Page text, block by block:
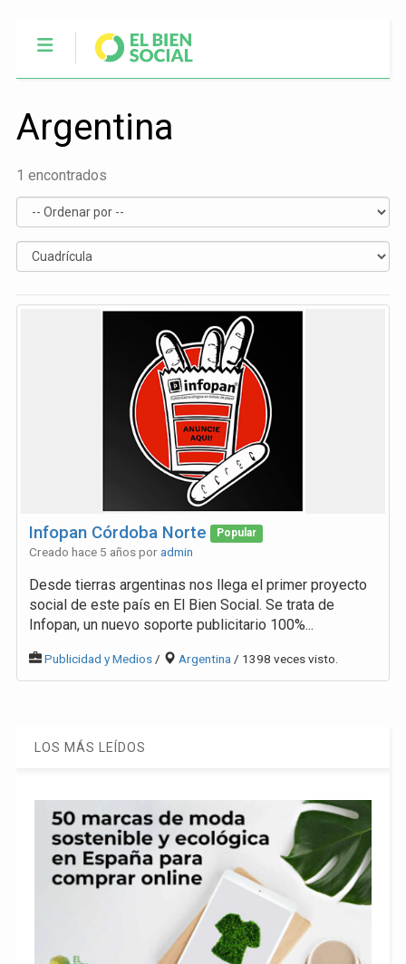
Argentina
1 encontrados
Infopan Córdoba Norte Popular
Creado hace 5 años poradmin
Desde tierras argentinas nos llega el primer proyecto
social de este país en El Bien Social. Se trata de
Infopan, un nuevo soporte publicitario 100%...
Publicidad y Medios/ Argentina/ 1398 veces visto.
LOS MÁS LEÍDOS